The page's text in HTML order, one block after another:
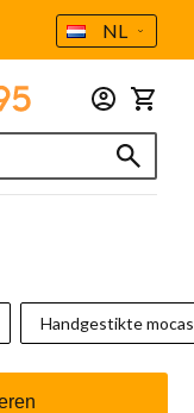
Taal NL
Zoek
Handgestikte